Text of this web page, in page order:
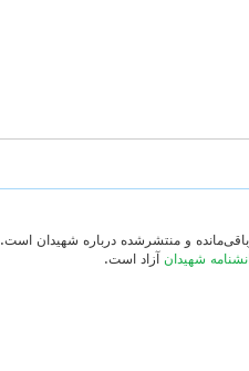
و منتشرشده درباره شهیدان است.
شهیدان آزاد است.